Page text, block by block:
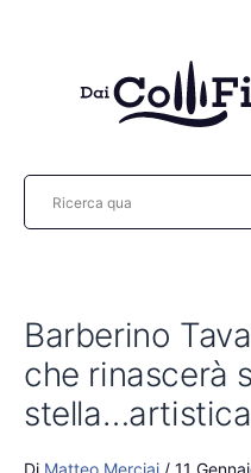
Barberino
che rinascerà